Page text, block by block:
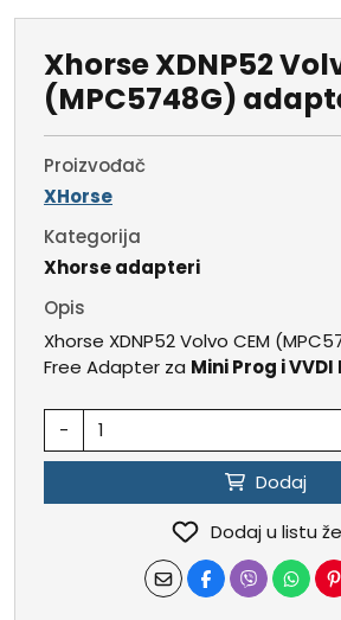
Xhorse XDNP52
(MPC5748G)
Proizvođač
XHorse
Kategorija
Xhorse adapteri
Opis
Xhorse XDNP52 Volvo CEM
Free Adapter za Mini Prog i
-
Dodaj
Dodaj u listu